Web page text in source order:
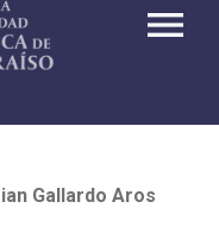
menu
Gallardo Aros